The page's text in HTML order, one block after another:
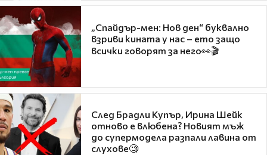
„Спайдър-мен: Нов ден“ буквално
взриви кината у нас – ето защо
всички говорят за него👀🎬
След Брадли Купър, Ирина Шейк
отново е влюбена? Новият мъж
до супермодела разпали лавина от
слухове🧐